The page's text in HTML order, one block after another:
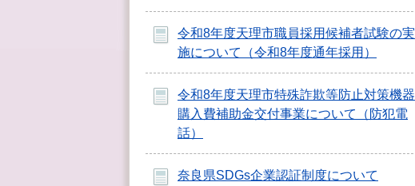
令和8年度天理市職員採用候補者試験の実
施について（令和8年度通年採用）
令和8年度天理市特殊詐欺等防止対策機器
購入費補助金交付事業について（防犯電
話）
奈良県SDGs企業認証制度について